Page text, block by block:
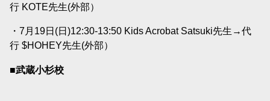
行 KOTE先生(外部）
・7月19日(日)12:30-13:50 Kids Acrobat Satsuki先生→代
行 $HOHEY先生(外部）
■武蔵小杉校